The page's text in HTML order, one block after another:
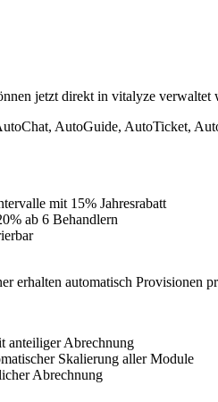
jetzt direkt in vitalyze
AutoGuide, AutoTicket,
mit 15% Jahresrabatt
ab 6 Behandlern
erhalten automatisch Provisionen
Abrechnung
Skalierung aller Module
Abrechnung